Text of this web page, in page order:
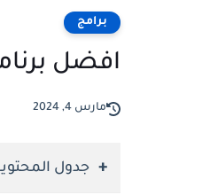
برامج
افضل
مارس 4, 2024
جدول